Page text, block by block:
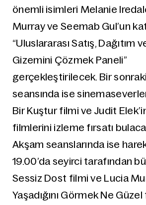
önemli isimleri Melanie
Murray ve Seemab Gul’un
“Uluslararası Satış, Dağıtım
Gizemini Çözmek Paneli”
gerçekleştirilecek. Bir
seansında ise
Bir Kuştur filmi ve Judit
filmlerini izleme fırsatı
Akşam seanslarında ise
19.00’da seyirci tarafından
Sessiz Dost filmi ve Lucia
Yaşadığını Görmek Ne